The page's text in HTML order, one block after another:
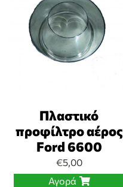
Πλαστικό
προφίλτρο αέρος
Ford 6600
€5,00
Αγορά